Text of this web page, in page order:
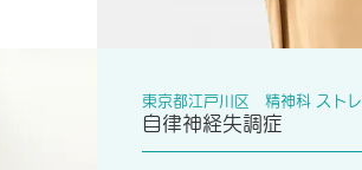
東京都江戸川区 精神科 スト
自律神経失調症